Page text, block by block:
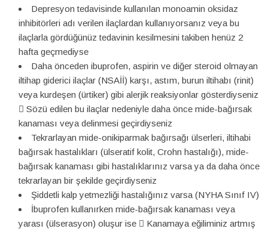
Depresyon tedavisinde kullanılan monoamin oksidaz
inhibitörleri adı verilen ilaçlardan kullanıyorsanız veya bu
ilaçlarla gördüğünüz tedavinin kesilmesini takiben henüz 2
hafta geçmediyse
Daha önceden ibuprofen, aspirin ve diğer steroid olmayan
iltihap giderici ilaçlar (NSAİİ) karşı, astım, burun iltihabı (rinit)
veya kurdeşen (ürtiker) gibi alerjik reaksiyonlar gösterdiyseniz
 Sözü edilen bu ilaçlar nedeniyle daha önce mide-bağırsak
kanaması veya delinmesi geçirdiyseniz
Tekrarlayan mide-onikiparmak bağırsağı ülserleri, iltihabi
bağırsak hastalıkları (ülseratif kolit, Crohn hastalığı), mide-
bağırsak kanaması gibi hastalıklarınız varsa ya da daha önce
tekrarlayan bir şekilde geçirdiyseniz
Şiddetli kalp yetmezliği hastalığınız varsa (NYHA Sınıf IV)
İbuprofen kullanırken mide-bağırsak kanaması veya
yarası (ülserasyon) oluşur ise  Kanamaya eğiliminiz artmış